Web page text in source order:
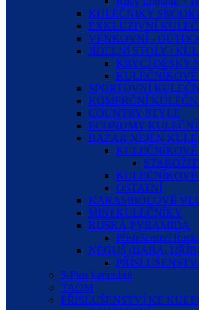
KULEČNÍKY
EXKLUZIVNÍ
VENKOVNÍ -
JÍDELNÍ STOLY /
KRYCÍ DESKY
KULEČNÍKOVÉ
SPORTOVNÍ
KOMERČNÍ
COUNTRY STYLE
ECONOMY
BAZAR NEJEN
KULEČNÍKOVÉ
KULEČNÍKOVÉ
OSTATNÍ
KARAMBOLOVÉ
MINI KULEČNÍKY
RUSKÁ PYRAMIDA
Příslušenství
NEGUŠ (BÁBA,
5-Pins karambol
TAOM
PŘÍSLUŠENSTVÍ KE